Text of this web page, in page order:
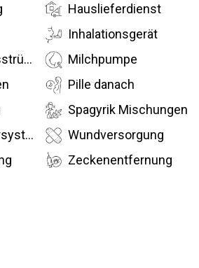
Hauslieferdienst
Inhalationsgerät
Kompressionsstrümpfe
Milchpumpe
Pille danach
Spagyrik Mischungen
Wochendosiersystem
Wundversorgung
Zeckenentfernung